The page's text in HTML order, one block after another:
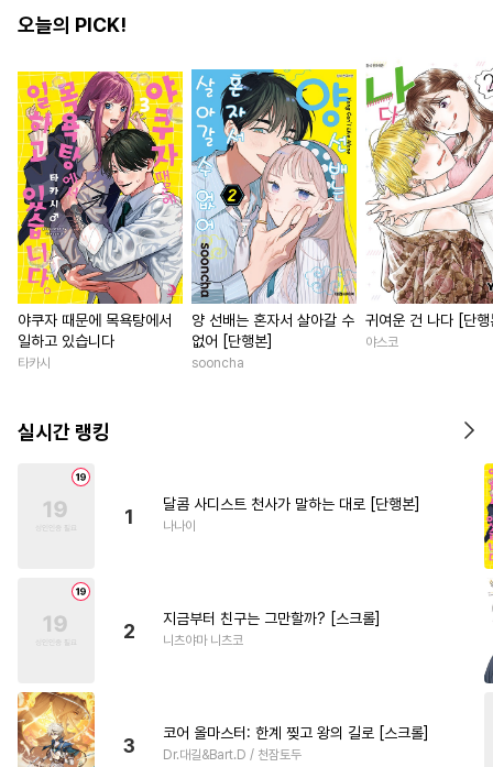
오늘의 PICK!
야쿠자 때문에 목욕탕에서
일하고 있습니다
타카시
양 선배는 혼자서 살아갈 수
없어 [단행본]
sooncha
귀여운 건 나다 [단
야스코
실시간 랭킹
1
달콤 사디스트 천사가 말하는 대로 [단행본]
나나이
2
지금부터 친구는 그만할까? [스크롤]
니츠야마 니츠코
3
코어 올마스터: 한계 찢고 왕의 길로 [스크롤]
Dr.대길&Bart.D / 천잠토두